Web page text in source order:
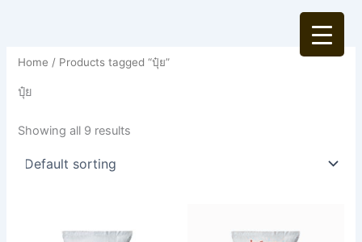
Home / Products tagged “ปุ๋ย”
ปุ๋ย
Showing all 9 results